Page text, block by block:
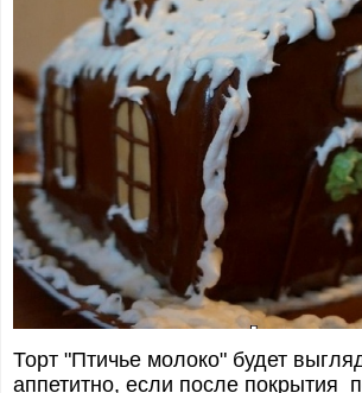
Торт "Птичье молоко" будет
аппетитно, если после покрытия